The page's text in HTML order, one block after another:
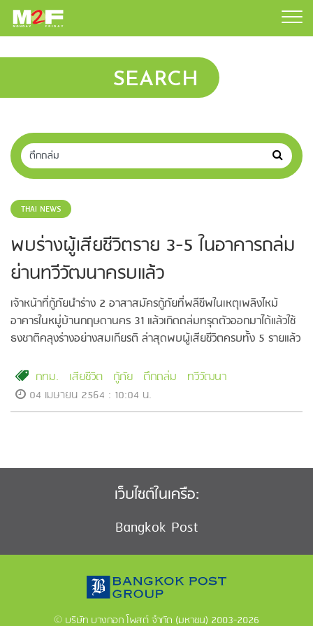
SEARCH
THAI NEWS
พบร่างผู้เสียชีวิตราย 3-5 ในอาคารถล่ม
ย่านทวีวัฒนาครบแล้ว
เจ้าหน้าที่กู้ภัยนำร่าง 2 อาสาสมัครกู้ภัยที่พลีชีพในเหตุเพลิงไหม้
อาคารในหมู่บ้านกฤษดานคร 31 แล้วเกิดถล่มทรุดตัวออกมาได้แล้วใช้
ธงชาติคลุงร่างอย่างสมเกียรติ ล่าสุดพบผู้เสียชีวิตครบทั้ง 5 รายแล้ว
กทม. เสียชีวิต กู้ภัย ตึกถล่ม ทวีวัฒนา
04 เมษายน 2564 : 10:04 น.
เว็บไซต์ในเครือ:
Bangkok Post
© บริษัท บางกอก โพสต์ จำกัด (มหาชน) 2003-2026